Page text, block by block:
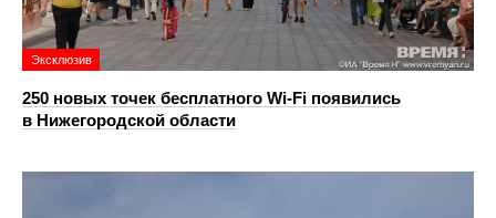
Эксклюзив
250 новых точек бесплатного Wi-Fi появились
в Нижегородской области